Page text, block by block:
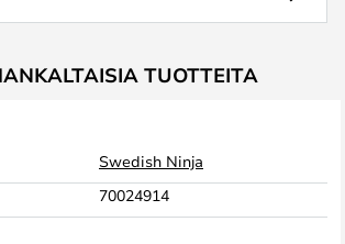
TUOTTEITA
Swedish Ninja
70024914